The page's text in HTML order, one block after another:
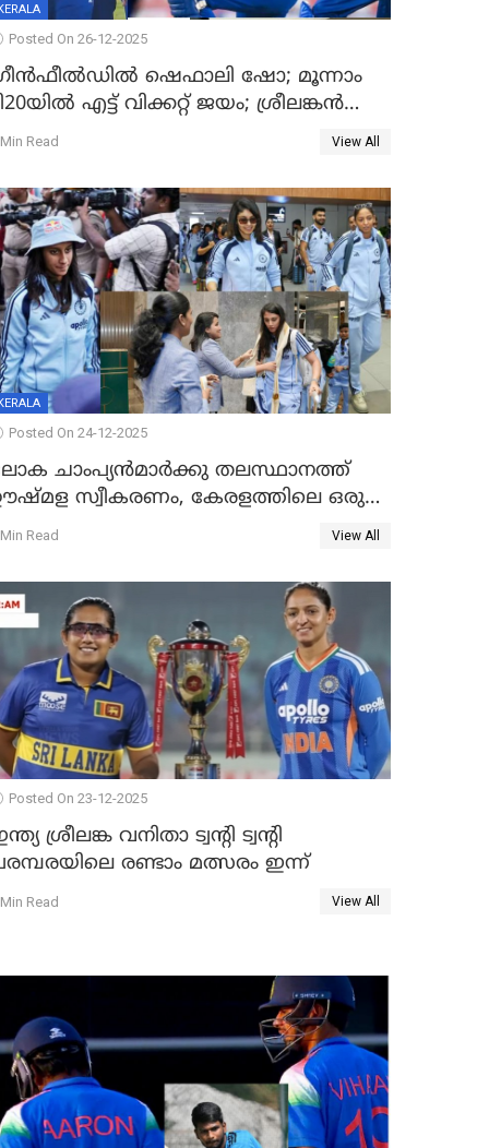
Posted On 26-12-2025
ഷെഫാലി ഷോ; മൂന്നാം
എട്ട് വിക്കറ്റ് ജയം; ശ്രീലങ്കന്‍
ടി20 പരമ്പര
Read View All
Posted On 24-12-2025
ചാംപ്യൻമാർക്കു തലസ്ഥാനത്ത്
സ്വീകരണം, കേരളത്തിലെ ഒരു
ജയിച്ചാൽ ഇന്ത്യയ്ക്കു പരമ്പര
Read View All
Posted On 23-12-2025
ശ്രീലങ്ക വനിതാ ട്വന്റി ട്വന്റി
രണ്ടാം മത്സരം ഇന്ന്
Read View All